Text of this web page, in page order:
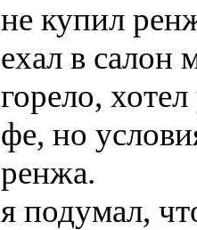
не купил
ехал в салон
горело,
фе, но
ренжа.
я подумал,